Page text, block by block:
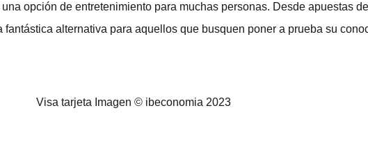
opción de entretenimiento para muchas personas. Desde apuestas
alternativa para aquellos que busquen poner a prueba su